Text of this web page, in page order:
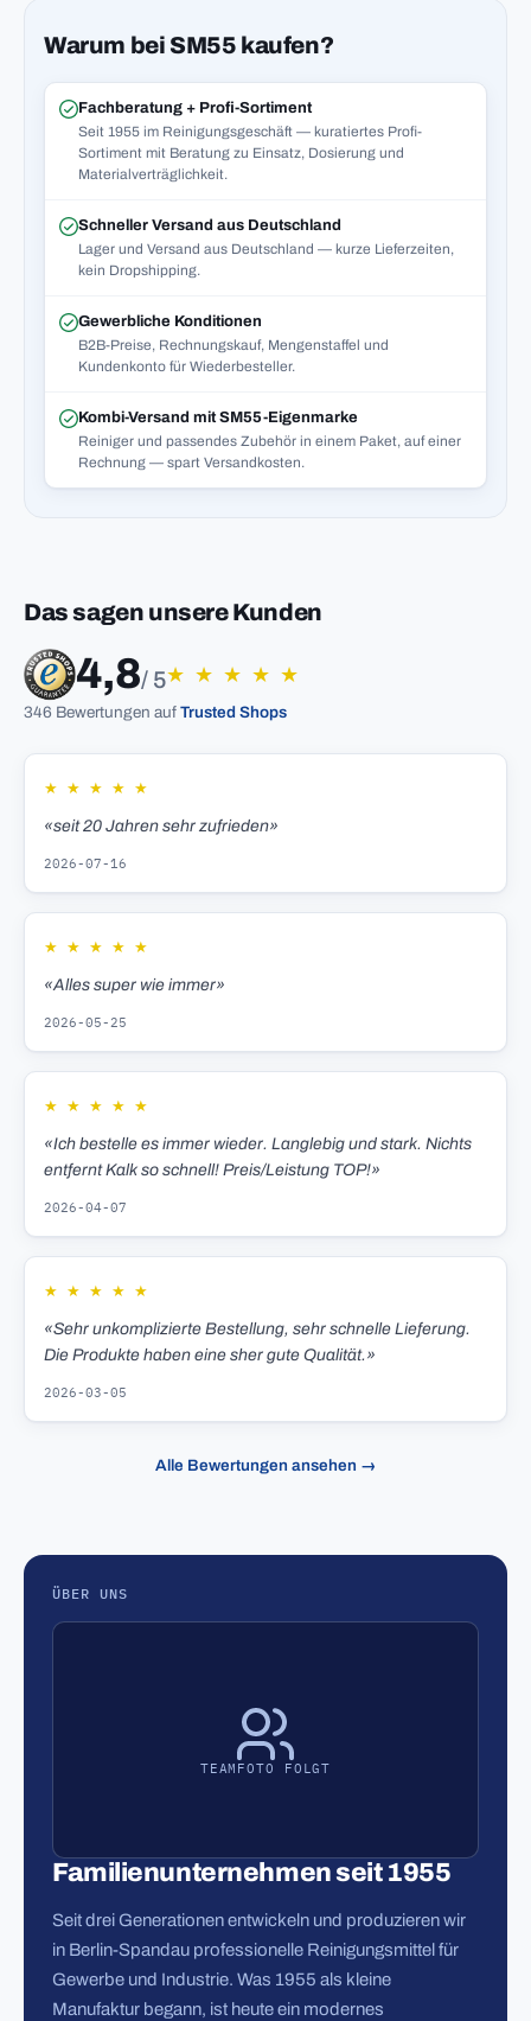
Warum bei SM55 kaufen?
Fachberatung + Profi-Sortiment
Seit 1955 im Reinigungsgeschäft — kuratiertes Profi-
Sortiment mit Beratung zu Einsatz, Dosierung und
Materialverträglichkeit.
Schneller Versand aus Deutschland
Lager und Versand aus Deutschland — kurze Lieferzeiten,
kein Dropshipping.
Gewerbliche Konditionen
B2B-Preise, Rechnungskauf, Mengenstaffel und
Kundenkonto für Wiederbesteller.
Kombi-Versand mit SM55-Eigenmarke
Reiniger und passendes Zubehör in einem Paket, auf einer
Rechnung — spart Versandkosten.
Das sagen unsere Kunden
4,8/ 5★ ★ ★ ★ ★
346 Bewertungen auf Trusted Shops
★ ★ ★ ★ ★
«seit 20 Jahren sehr zufrieden»
2026-07-16
★ ★ ★ ★ ★
«Alles super wie immer»
2026-05-25
★ ★ ★ ★ ★
«Ich bestelle es immer wieder. Langlebig und stark. Nichts
entfernt Kalk so schnell! Preis/Leistung TOP!»
2026-04-07
★ ★ ★ ★ ★
«Sehr unkomplizierte Bestellung, sehr schnelle Lieferung.
Die Produkte haben eine sher gute Qualität.»
2026-03-05
Alle Bewertungen ansehen →
ÜBER UNS
TEAMFOTO FOLGT
Familienunternehmen seit 1955
Seit drei Generationen entwickeln und produzieren wir
in Berlin-Spandau professionelle Reinigungsmittel für
Gewerbe und Industrie. Was 1955 als kleine
Manufaktur begann, ist heute ein modernes